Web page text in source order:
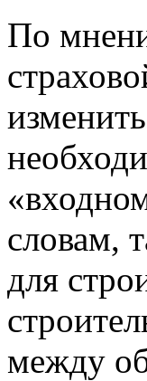
По
словам,
для
между